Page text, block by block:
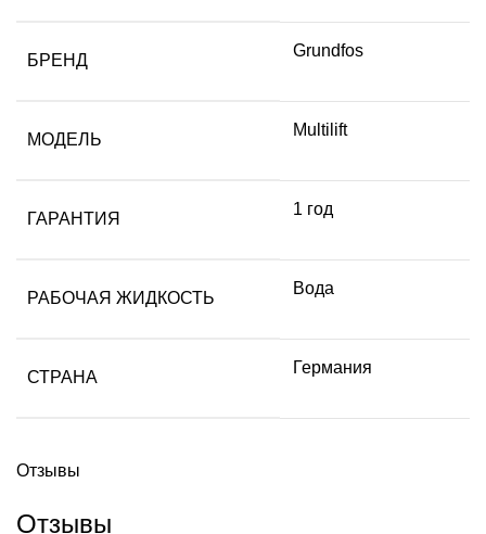
БРЕНД
Grundfos
МОДЕЛЬ
Multilift
ГАРАНТИЯ
1 год
РАБОЧАЯ ЖИДКОСТЬ
Вода
СТРАНА
Германия
Отзывы
Отзывы